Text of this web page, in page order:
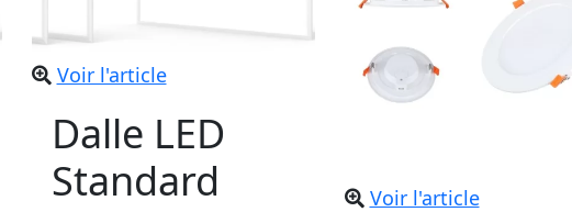
Voir l'article
Dalle LED
Standard
Voir l'article